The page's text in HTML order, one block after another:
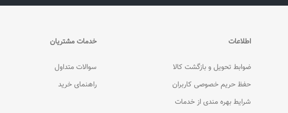
اطلاعات
ضوابط تحویل و بازگشت کالا
حفظ حریم خصوصی کاربران
شرایط بهره مندی از خدمات
خدمات مشتریان
سوالات متداول
راهنمای خرید